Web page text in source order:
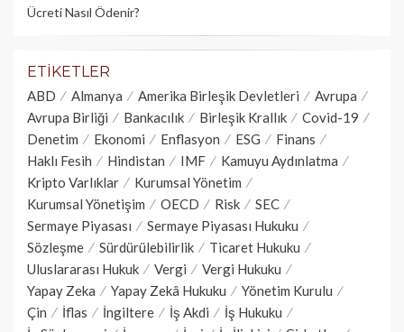
Ücreti Nasıl Ödenir?
ETIKETLER
ABD Almanya Amerika Birleşik Devletleri
Avrupa
Avrupa Birliği
Bankacılık Birleşik Krallık
Covid-19
Denetim
Ekonomi Enflasyon ESG
Finans
Haklı Fesih
Hindistan IMF
Kamuyu Aydınlatma
Kripto Varlıklar
Kurumsal Yönetim
Kurumsal Yönetişim
OECD Risk
SEC
Sermaye Piyasası
Sermaye Piyasası Hukuku
Sözleşme
Sürdürülebilirlik
Ticaret Hukuku
Uluslararası Hukuk
Vergi
Vergi Hukuku
Yapay Zeka
Yapay Zekâ Hukuku
Yönetim Kurulu
Çin
İflas İngiltere İş Akdi
İş Hukuku